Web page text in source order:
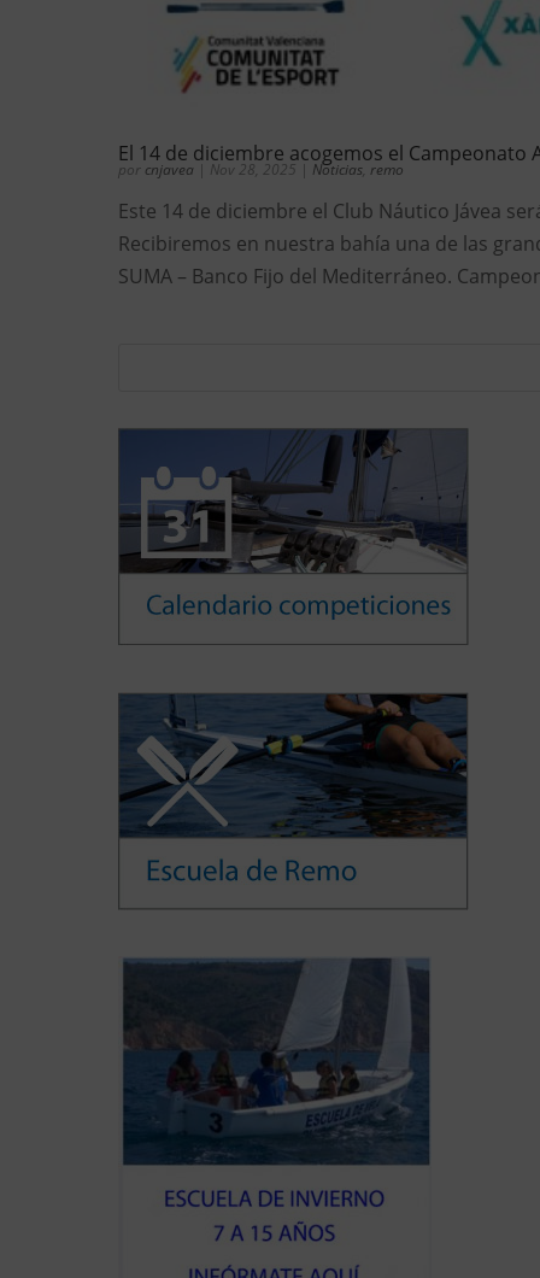
El 14 de diciembre acogemos el Campeonato
por cnjavea | Nov 28, 2025 | Noticias remo
Este 14 de diciembre el Club Náutico Jávea
Recibiremos en nuestra bahía una de las
SUMA – Banco Fijo del Mediterráneo.